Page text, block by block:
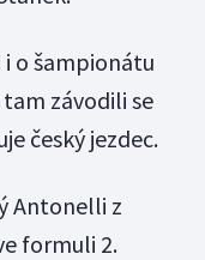
o šampionátu
závodili se
český jezdec.
Antonelli z
formuli 2.